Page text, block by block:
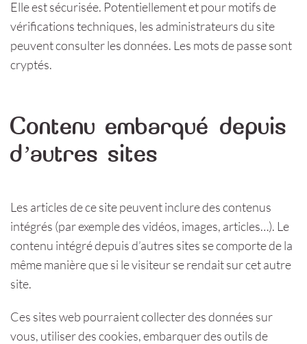
Elle est sécurisée. Potentiellement et pour motifs de
vérifications techniques, les administrateurs du site
peuvent consulter les données. Les mots de passe sont
cryptés.
Contenu embarqué depuis
d’autres sites
Les articles de ce site peuvent inclure des contenus
intégrés (par exemple des vidéos, images, articles…). Le
contenu intégré depuis d’autres sites se comporte de la
même manière que si le visiteur se rendait sur cet autre
site.
Ces sites web pourraient collecter des données sur
vous, utiliser des cookies, embarquer des outils de